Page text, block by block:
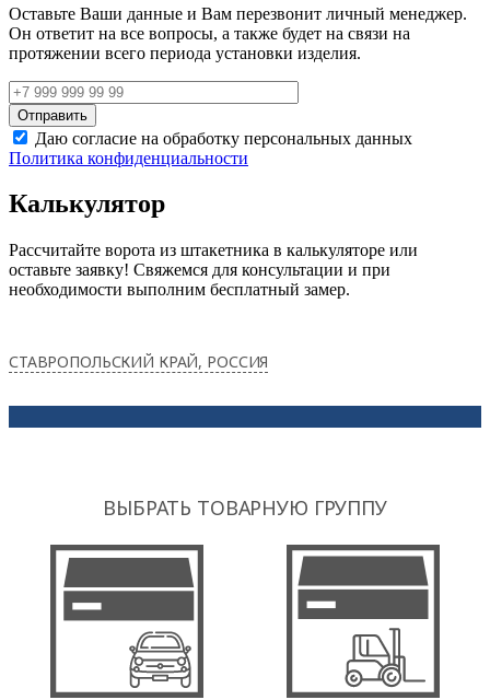
Оставьте Ваши данные и Вам перезвонит личный менеджер.
Он ответит на все вопросы, а также будет на связи на
протяжении всего периода установки изделия.
Даю согласие на обработку персональных данных
Политика конфиденциальности
Калькулятор
Рассчитайте ворота из штакетника в калькуляторе или
оставьте заявку! Свяжемся для консультации и при
необходимости выполним бесплатный замер.